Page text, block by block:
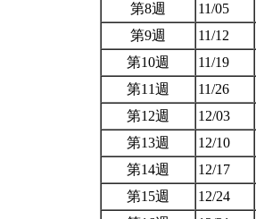
第8週
11/05
第9週
11/12
第10週
11/19
第11週
11/26
第12週
12/03
第13週
12/10
第14週
12/17
第15週
12/24